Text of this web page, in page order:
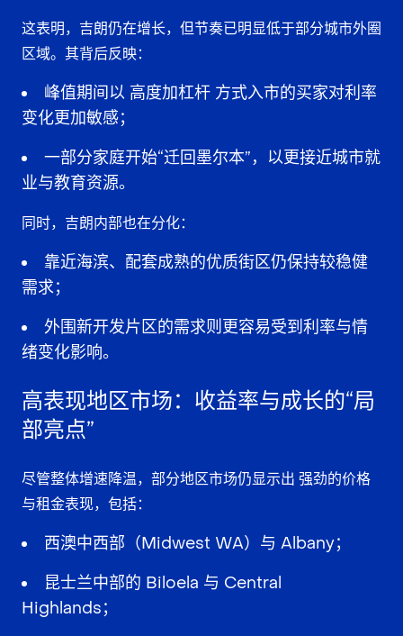
这表明，吉朗仍在增长，但节奏已明显低于部分城市外圈
区域。其背后反映：
峰值期间以 高度加杠杆 方式入市的买家对利率
变化更加敏感；
一部分家庭开始“迁回墨尔本”，以更接近城市就
业与教育资源。
同时，吉朗内部也在分化：
靠近海滨、配套成熟的优质街区仍保持较稳健
需求；
外围新开发片区的需求则更容易受到利率与情
绪变化影响。
高表现地区市场：收益率与成长的“局
部亮点”
尽管整体增速降温，部分地区市场仍显示出 强劲的价格
与租金表现，包括：
西澳中西部（Midwest WA）与 Albany；
昆士兰中部的 Biloela 与 Central
Highlands；